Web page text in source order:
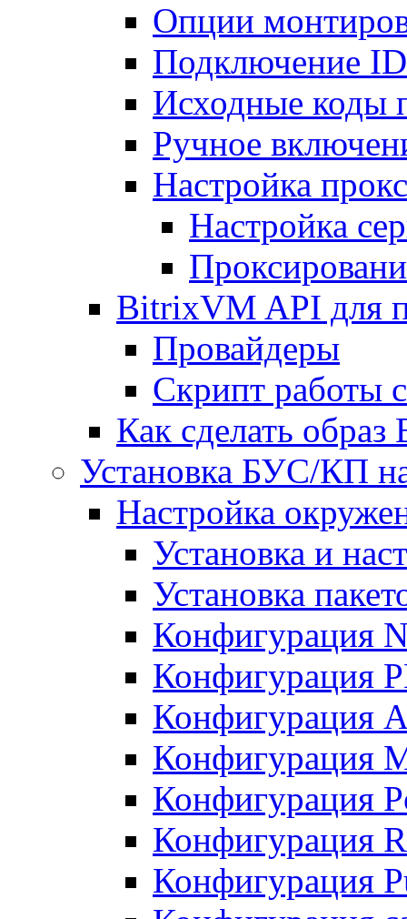
Опции
Подключение
Исходные коды
Ручное
Настройка
Настройка
BitrixVM API для
Провайдеры
Скрипт работы
Как сделать
Установка БУС/КП
Настройка
Установка и
Установка
Конфигурация
Конфигурация
Конфигурация
Конфигурация
Конфигурация
Конфигурация
Конфигурация